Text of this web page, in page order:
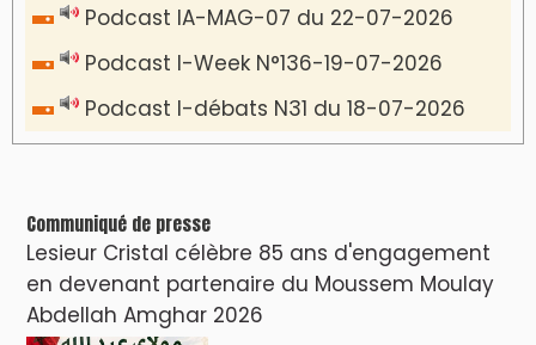
Podcast IA-MAG-07 du 22-07-2026
Podcast I-Week N°136-19-07-2026
Podcast I-débats N31 du 18-07-2026
Communiqué de presse
Lesieur Cristal célèbre 85 ans d'engagement
en devenant partenaire du Moussem Moulay
Abdellah Amghar 2026